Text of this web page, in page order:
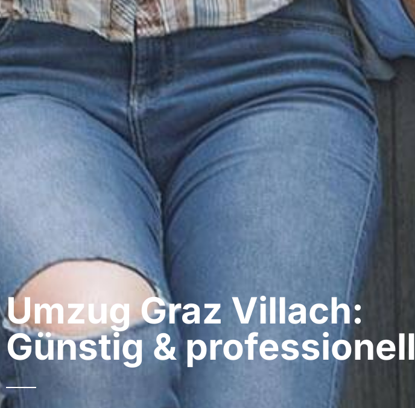
Umzug Graz​ Villach:
Günstig & professionell​